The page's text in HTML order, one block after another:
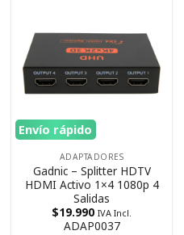
Envío rápido
ADAPTADORES
Gadnic – Splitter HDTV
HDMI Activo 1×4 1080p 4
Salidas
$19.990 IVA Incl.
ADAP0037